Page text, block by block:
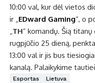
10:00 val, kur dėl vietos
ir „ EDward Gaming“, o
TH“ komandų. Šią
rugpjūčio 25 dieną,
13:00 val ir jis bus
kanalą. Palaikykime
Esportas Lietuva